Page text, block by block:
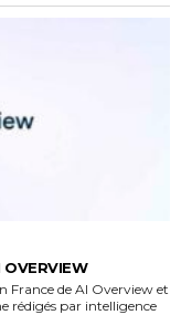
OVERVIEW
France de AI Overview et
rédigés par intelligence